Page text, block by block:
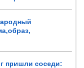
пришли соседи: